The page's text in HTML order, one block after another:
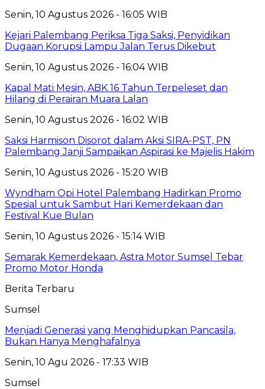
Senin, 10 Agustus 2026 - 16:05 WIB
Kejari Palembang Periksa Tiga Saksi, Penyidikan
Dugaan Korupsi Lampu Jalan Terus Dikebut
Senin, 10 Agustus 2026 - 16:04 WIB
Kapal Mati Mesin, ABK 16 Tahun Terpeleset dan
Hilang di Perairan Muara Lalan
Senin, 10 Agustus 2026 - 16:02 WIB
Saksi Harmison Disorot dalam Aksi SIRA-PST, PN
Palembang Janji Sampaikan Aspirasi ke Majelis Hakim
Senin, 10 Agustus 2026 - 15:20 WIB
Wyndham Opi Hotel Palembang Hadirkan Promo
Spesial untuk Sambut Hari Kemerdekaan dan
Festival Kue Bulan
Senin, 10 Agustus 2026 - 15:14 WIB
Semarak Kemerdekaan, Astra Motor Sumsel Tebar
Promo Motor Honda
Berita Terbaru
Sumsel
Menjadi Generasi yang Menghidupkan Pancasila,
Bukan Hanya Menghafalnya
Senin, 10 Agu 2026 - 17:33 WIB
Sumsel